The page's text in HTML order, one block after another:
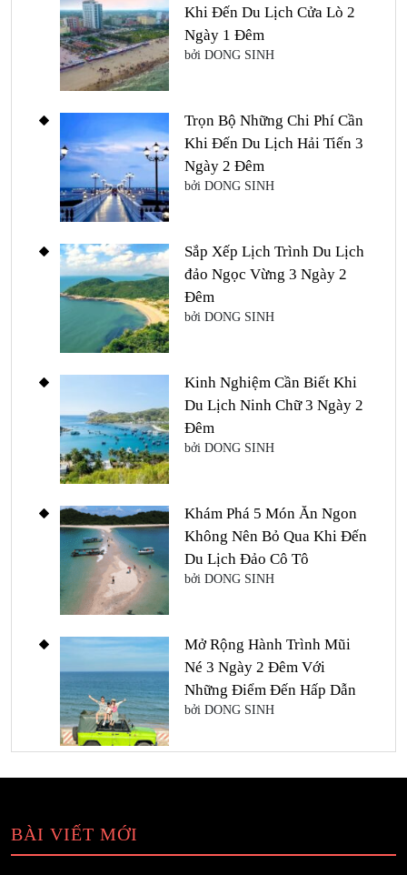
Khi Đến Du Lịch Cửa Lò 2
Ngày 1 Đêm
bởi DONG SINH
Trọn Bộ Những Chi Phí Cần
Khi Đến Du Lịch Hải Tiến 3
Ngày 2 Đêm
bởi DONG SINH
Sắp Xếp Lịch Trình Du Lịch
đảo Ngọc Vừng 3 Ngày 2
Đêm
bởi DONG SINH
Kinh Nghiệm Cần Biết Khi
Du Lịch Ninh Chữ 3 Ngày 2
Đêm
bởi DONG SINH
Khám Phá 5 Món Ăn Ngon
Không Nên Bỏ Qua Khi Đến
Du Lịch Đảo Cô Tô
bởi DONG SINH
Mở Rộng Hành Trình Mũi
Né 3 Ngày 2 Đêm Với
Những Điểm Đến Hấp Dẫn
bởi DONG SINH
BÀI VIẾT MỚI